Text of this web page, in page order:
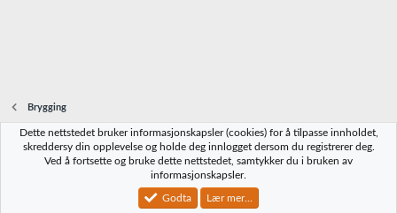
Brygging
Norbrygg-default
Vilkår og regler Personvernregler
Community platform by XenForo® © 2010-2023 XenForo Ltd.
Dette nettstedet bruker informasjonskapsler (cookies) for å tilpasse innholdet,
skreddersy din opplevelse og holde deg innlogget dersom du registrerer deg.
Ved å fortsette og bruke dette nettstedet, samtykker du i bruken av
informasjonskapsler.
Godta Lær mer...